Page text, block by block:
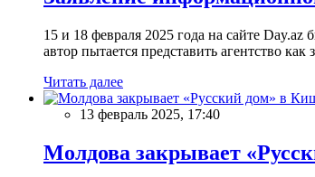
15 и 18 февраля 2025 года на сайте
автор пытается представить агентство
Читать далее
13 февраль 2025, 17:40
Молдова закрывает